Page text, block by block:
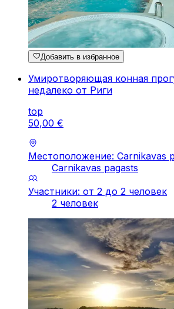
Добавить в избранное
Умиротворяющая конная
недалеко от Риги
top
50,00 €
Местоположение: Carnikavas
Carnikavas pagasts
Участники: от 2 до 2 человек
2 человек